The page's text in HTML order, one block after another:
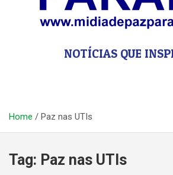
NOTÍCIAS QUE
Home Paz nas UTIs
Tag: Paz nas UTIs